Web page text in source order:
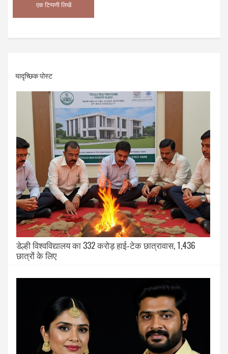
यादृच्छिक पोस्ट
डेल्ही विश्वविद्यालय का 332 करोड़ हाई‑टेक छात्रावास, 1,436
छात्रों के लिए